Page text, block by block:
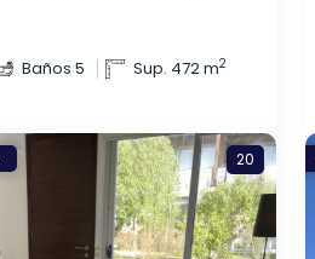
Baños 5 Sup. 472 m2
20